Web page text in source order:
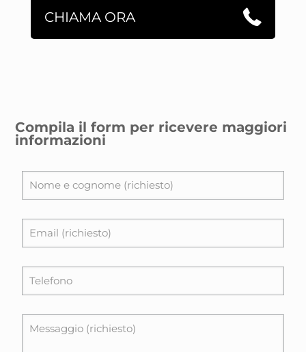
CHIAMA ORA
Compila il form per ricevere maggiori
informazioni